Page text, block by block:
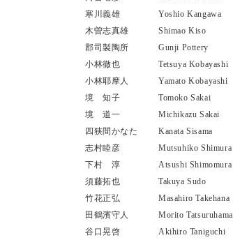
寒川義雄
Yoshio Kangawa
木曽志真雄
Shimao Kiso
郡司製陶所
Gunji Pottery
小林徹也
Tetsuya Kobayashi
小林耶摩人
Yamato Kobayashi
境 知子
Tomoko Sakai
境 道一
Michikazu Sakai
四狭間かなた
Kanata Sisama
志村睦彦
Mutsuhiko Shimura
下村 淳
Atsushi Shimomura
須藤拓也
Takuya Sudo
竹花正弘
Masahiro Takehana
田鶴濱守人
Morito Tatsuruhama
谷口晃啓
Akihiro Taniguchi